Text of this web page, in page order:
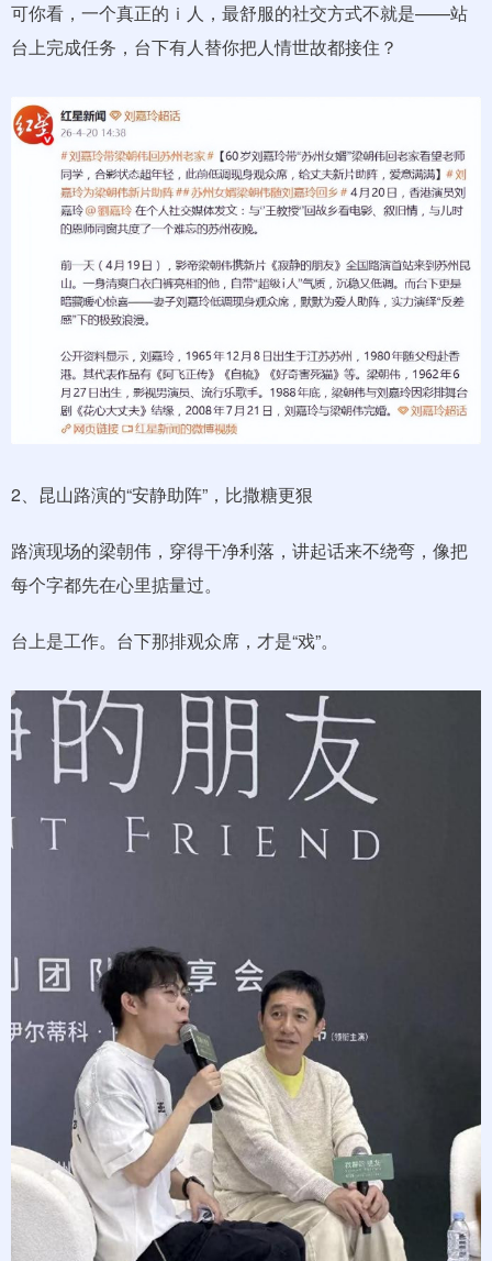
可你看，一个真正的ｉ人，最舒服的社交方式不就是——站
台上完成任务，台下有人替你把人情世故都接住？
2、昆山路演的“安静助阵”，比撒糖更狠
路演现场的梁朝伟，穿得干净利落，讲起话来不绕弯，像把
每个字都先在心里掂量过。
台上是工作。台下那排观众席，才是“戏”。